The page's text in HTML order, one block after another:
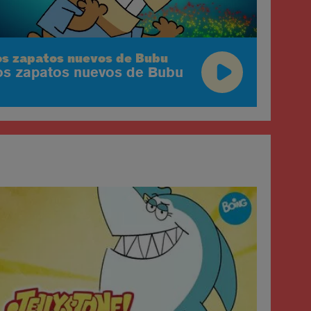
zapatos nuevos de Bubu
zapatos nuevos de Bubu